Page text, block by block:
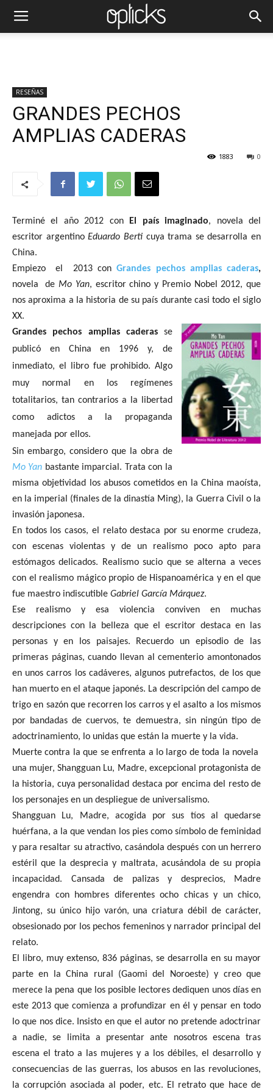
RESEÑAS
GRANDES PECHOS
AMPLIAS CADERAS
0
1883
Terminé el año 2012 con El país imaginado, novela del
escritor argentinoEduardo Berticuya trama se desarrolla en
China.
Empiezo
el 2013 conGrandes pechos amplias caderas,
novela
de Mo Yan, escritor chino y Premio Nobel 2012, que
nos aproxima a la historia de su país durante casi todo el siglo
XX.
Grandes pechos amplias caderas se
publicó en China en 1996 y, de
inmediato, el libro fue prohibido. Algo
muy normal en los regímenes
totalitarios, tan contrarios a la libertad
como adictos a la propaganda
manejada por ellos.
Sin embargo, considero que la obra de
Mo Yan bastante imparcial. Trata con la
misma objetividad los abusos cometidos en la China maoísta,
en la imperial (finales de la dinastía Ming), la Guerra Civil o la
invasión japonesa.
En todos los casos, el relato destaca por su enorme crudeza,
con escenas violentas y de un realismo poco apto para
estómagos delicados. Realismo sucio que se alterna a veces
con el realismo mágico propio de Hispanoamérica y en el que
fue maestro indiscutible Gabriel García Márquez.
Ese realismo y esa violencia conviven en muchas
descripciones con la belleza que el escritor destaca en las
personas y en los paisajes. Recuerdo un episodio de las
primeras páginas, cuando llevan al cementerio amontonados
en unos carros los cadáveres, algunos putrefactos, de los que
han muerto en el ataque japonés. La descripción del campo de
trigo en sazón que recorren los carros y el asalto a los mismos
por bandadas de cuervos, te demuestra, sin ningún tipo de
adoctrinamiento, lo unidas que están la muerte y la vida.
Muerte contra la que se enfrenta a lo largo de toda la novela
una mujer, Shangguan Lu, Madre, excepcional protagonista de
la historia, cuya personalidad destaca por encima del resto de
los personajes en un despliegue de universalismo.
Shangguan Lu, Madre, acogida por sus tíos al quedarse
huérfana, a la que vendan los pies como símbolo de feminidad
y para resaltar su atractivo, casándola después con un herrero
estéril que la desprecia y maltrata, acusándola de su propia
incapacidad. Cansada de palizas y desprecios, Madre
engendra con hombres diferentes ocho chicas y un chico,
Jintong, su único hijo varón, una criatura débil de carácter,
obsesionado por los pechos femeninos y narrador principal del
relato.
El libro, muy extenso, 836 páginas, se desarrolla en su mayor
parte en la China rural (Gaomi del Noroeste) y creo que
merece la pena que los posible lectores dediquen unos días en
este 2013 que comienza a profundizar en él y pensar en todo
lo que nos dice. Insisto en que el autor no pretende adoctrinar
a nadie, se limita a presentar ante nosotros escena tras
escena el trato a las mujeres y a los débiles, el desarrollo y
consecuencias de las guerras, los abusos en las revoluciones,
la corrupción asociada al poder, etc. El retrato que hace de